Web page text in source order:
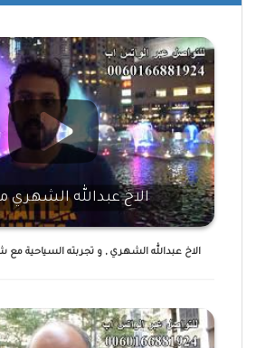
الاخ عبدالله الشهري
الاخ عبدالله الشهري , و تجربته السياحية